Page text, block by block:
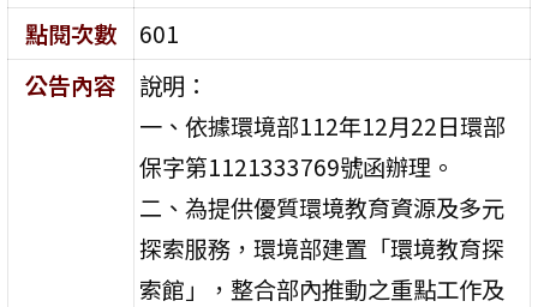
點閱次數
601
公告內容
說明：
一、依據環境部112年12月22日環部
保字第1121333769號函辦理。
二、為提供優質環境教育資源及多元
探索服務，環境部建置「環境教育探
索館」，整合部內推動之重點工作及